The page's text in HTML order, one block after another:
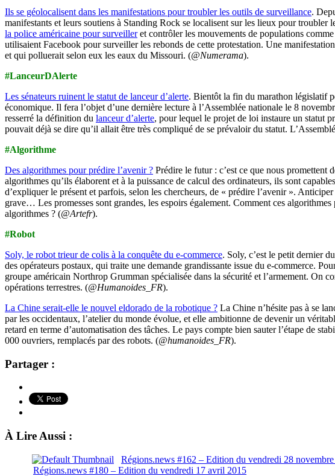
Ils se géolocalisent dans les manifestations pour troubler les outils de surveillance.
manifestants et leurs soutiens à Standing Rock se localisent sur les lieux pour
la police américaine pour surveilleret contrôler les mouvements de populations
utilisaient Facebook pour surveiller les rebonds de cette protestation. Une
et qui polluerait selon eux les eaux du Missouri. (@Numerama).
#LanceurDAlerte
Les sénateurs ruinent le statut de lanceur d’alerte. Bientôt la fin du marathon législatif
économique. Il fera l’objet d’une dernière lecture à l’Assemblée nationale le 8
resserré la définition du lanceur d’alerte, pour lequel le projet de loi instaure un statut
pouvait déjà se dire qu’il allait être très compliqué de se prévaloir du statut.
#Algorithme
Des algorithmes pour prédire l’avenir ? Prédire le futur : c’est ce que nous promettent
algorithmes qu’ils élaborent et à la puissance de calcul des ordinateurs, ils sont
d’expliquer le présent et parfois, selon les chercheurs, de « prédire l’avenir ».
grave… Les promesses sont grandes, les espoirs également. Comment ces
algorithmes ? (@Artefr).
#Robot
Soly, le robot trieur de colis à la conquête du e-commerce. Soly, c’est le petit dernier
des opérateurs postaux, qui traite une demande grandissante issue du e-commerce.
groupe américain Northrop Grumman spécialisée dans la sécurité et l’armement. On
opérations terrestres. (@Humanoides_FR).
La Chine serait-elle le nouvel eldorado de la robotique ? La Chine n’hésite pas à se
par les occidentaux, l’atelier du monde évolue, et elle ambitionne de devenir un
retard en terme d’automatisation des tâches. Le pays compte bien sauter l’étape de
000 ouvriers, remplacés par des robots. (@humanoides_FR).
Partager :
À Lire Aussi :
Régions.news #162 – Edition du vendredi 28
Régions.news #180 – Edition du vendredi 17 avril 2015